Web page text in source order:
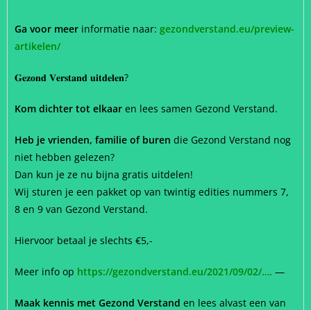
Ga voor meer informatie naar: gezondverstand.eu/preview-
artikelen/
𝐆𝐞𝐳𝐨𝐧𝐝 𝐕𝐞𝐫𝐬𝐭𝐚𝐧𝐝 𝐮𝐢𝐭𝐝𝐞𝐥𝐞𝐧?
Kom dichter tot elkaar en lees samen Gezond Verstand.
Heb je vrienden, familie of buren die Gezond Verstand nog
niet hebben gelezen?
Dan kun je ze nu bijna gratis uitdelen!
Wij sturen je een pakket op van twintig edities nummers 7,
8 en 9 van Gezond Verstand.
Hiervoor betaal je slechts €5,-
Meer info op https://gezondverstand.eu/2021/09/02/…. —
Maak kennis met Gezond Verstand en lees alvast een van